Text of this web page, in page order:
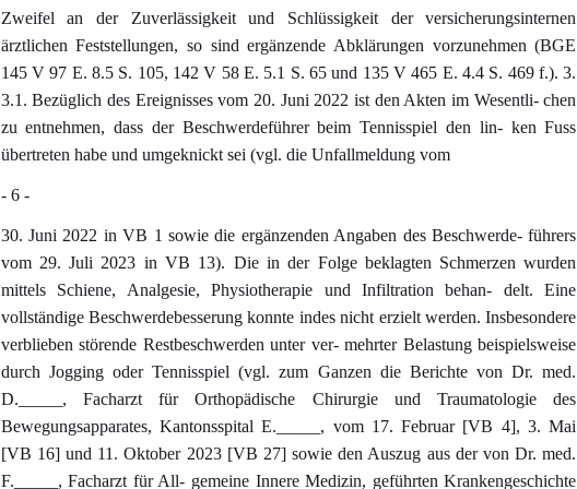
Zweifel an der Zuverlässigkeit und Schlüssigkeit der versicherungsinternen
ärztlichen Feststellungen, so sind ergänzende Abklärungen vorzunehmen (BGE
145 V 97 E. 8.5 S. 105, 142 V 58 E. 5.1 S. 65 und 135 V 465 E. 4.4 S. 469 f.). 3.
3.1. Bezüglich des Ereignisses vom 20. Juni 2022 ist den Akten im Wesentli- chen
zu entnehmen, dass der Beschwerdeführer beim Tennisspiel den lin- ken Fuss
übertreten habe und umgeknickt sei (vgl. die Unfallmeldung vom
- 6 -
30. Juni 2022 in VB 1 sowie die ergänzenden Angaben des Beschwerde- führers
vom 29. Juli 2023 in VB 13). Die in der Folge beklagten Schmerzen wurden
mittels Schiene, Analgesie, Physiotherapie und Infiltration behan- delt. Eine
vollständige Beschwerdebesserung konnte indes nicht erzielt werden. Insbesondere
verblieben störende Restbeschwerden unter ver- mehrter Belastung beispielsweise
durch Jogging oder Tennisspiel (vgl. zum Ganzen die Berichte von Dr. med.
D._____, Facharzt für Orthopädische Chirurgie und Traumatologie des
Bewegungsapparates, Kantonsspital E._____, vom 17. Februar [VB 4], 3. Mai
[VB 16] und 11. Oktober 2023 [VB 27] sowie den Auszug aus der von Dr. med.
F._____, Facharzt für All- gemeine Innere Medizin, geführten Krankengeschichte